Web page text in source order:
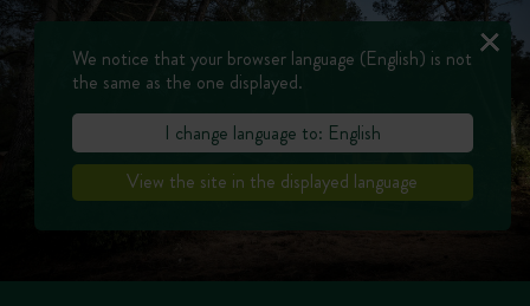
We notice that your browser language (English) is not
the same as the one displayed.
I change language to: English
View the site in the displayed language